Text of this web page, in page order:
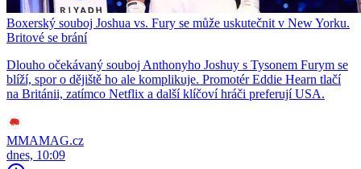
Boxerský souboj Joshua vs. Fury se může uskutečnit v New Yorku.
Britové se brání
Dlouho očekávaný souboj Anthonyho Joshuy s Tysonem Furym se
blíží, spor o dějiště ho ale komplikuje. Promotér Eddie Hearn tlačí
na Británii, zatímco Netflix a další klíčoví hráči preferují USA.
MMAMAG.cz
dnes, 10:09